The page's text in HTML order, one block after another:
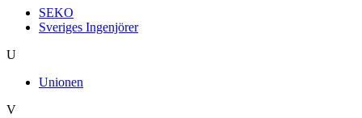
SEKO
Sveriges Ingenjörer
U
Unionen
V